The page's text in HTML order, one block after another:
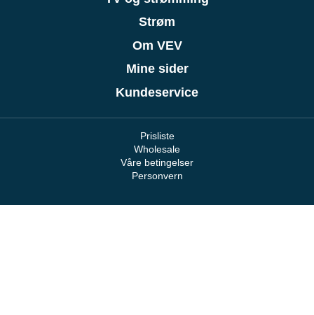
Strøm
Om VEV
Mine sider
Kundeservice
Prisliste
Wholesale
Våre betingelser
Personvern